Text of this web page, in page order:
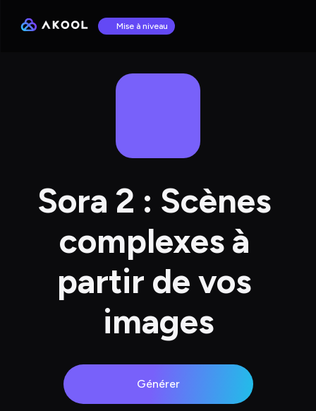
Mise à niveau
Sora 2 : Scènes
complexes à
partir de vos
images
Générer